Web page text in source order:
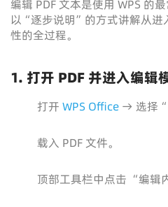
编辑 PDF 文本是使用 WPS 的
以“逐步说明”的方式讲解从进
性的全过程。
1. 打开 PDF 并进入编辑
打开 WPS Office→ 选择
载入 PDF 文件。
顶部工具栏中点击 “编辑